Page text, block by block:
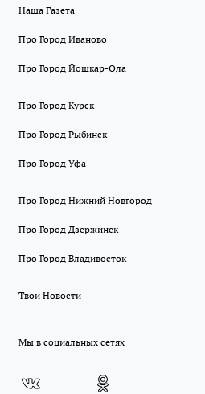
Наша Газета
Про Город Иваново
Про Город Йошкар-Ола
Про Город Курск
Про Город Рыбинск
Про Город Уфа
Про Город Нижний Новгород
Про Город Дзержинск
Про Город Владивосток
Твои Новости
Мы в социальных сетях